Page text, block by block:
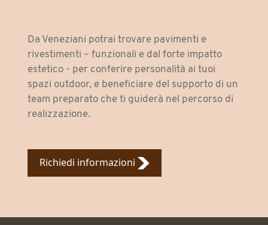
Da Veneziani potrai trovare pavimenti e
rivestimenti – funzionali e dal forte impatto
estetico - per conferire personalità ai tuoi
spazi outdoor, e beneficiare del supporto di un
team preparato che ti guiderà nel percorso di
realizzazione.
Richiedi informazioni